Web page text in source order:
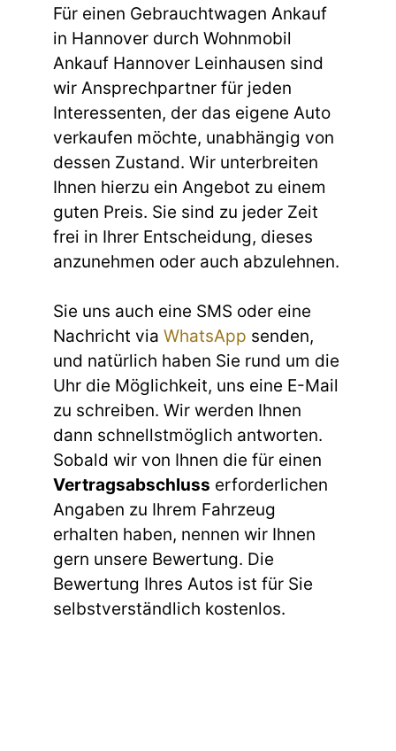
Für einen Gebrauchtwagen Ankauf
in Hannover durch Wohnmobil
Ankauf Hannover Leinhausen sind
wir Ansprechpartner für jeden
Interessenten, der das eigene Auto
verkaufen möchte, unabhängig von
dessen Zustand. Wir unterbreiten
Ihnen hierzu ein Angebot zu einem
guten Preis. Sie sind zu jeder Zeit
frei in Ihrer Entscheidung, dieses
anzunehmen oder auch abzulehnen.
Sie uns auch eine SMS oder eine
Nachricht via WhatsApp senden,
und natürlich haben Sie rund um die
Uhr die Möglichkeit, uns eine E-Mail
zu schreiben. Wir werden Ihnen
dann schnellstmöglich antworten.
Sobald wir von Ihnen die für einen
Vertragsabschluss erforderlichen
Angaben zu Ihrem Fahrzeug
erhalten haben, nennen wir Ihnen
gern unsere Bewertung. Die
Bewertung Ihres Autos ist für Sie
selbstverständlich kostenlos.